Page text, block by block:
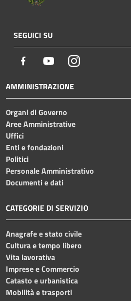
SEGUICI SU
Facebook YoutubeInstagram
AMMINISTRAZIONE
Organi di Governo
Aree Amministrative
Uffici
Enti e fondazioni
Politici
Personale Amministrativo
Documenti e dati
CATEGORIE DI SERVIZIO
Anagrafe e stato civile
Cultura e tempo libero
Vita lavorativa
Imprese e Commercio
Catasto e urbanistica
Mobilità e trasporti